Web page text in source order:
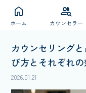
home
ホーム
group_search
カウンセラー
カウンセリング
び方とそれぞれ
2026.01.21